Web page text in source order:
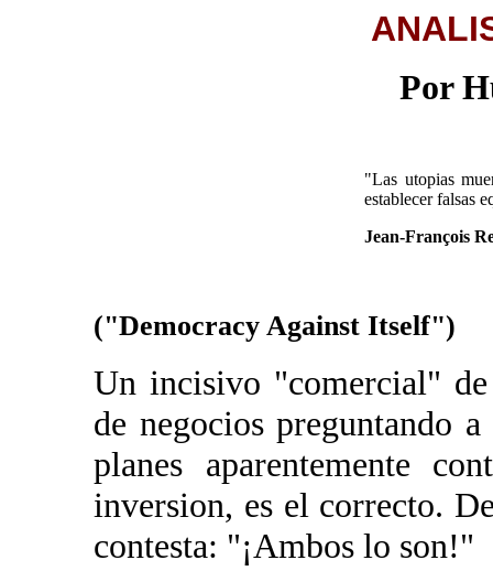
Por
"Las utopias
establecer falsas
Jean-François
("Democracy Against Itself")
Un incisivo "comercial"
de negocios preguntando
planes aparentemente
inversion, es el correcto.
contesta: "¡Ambos lo son!"